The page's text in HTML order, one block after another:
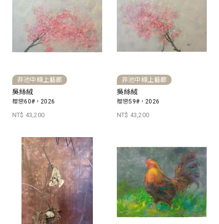
非池中線上藝廊
吳絲絨
櫻戀60#，2026
NT$ 43,200
非池中線上藝廊
吳絲絨
櫻戀59#，2026
NT$ 43,200